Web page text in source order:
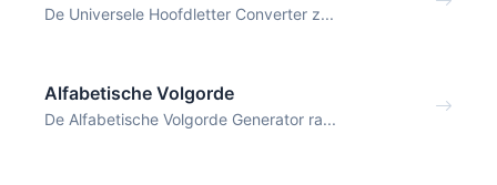
De Universele Hoofdletter Converter z...
Alfabetische Volgorde
De Alfabetische Volgorde Generator ra...